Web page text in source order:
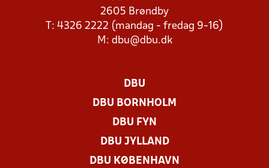
2605 Brøndby
T: 4326 2222 (mandag - fredag 9-16)
M: dbu@dbu.dk
DBU
DBU BORNHOLM
DBU FYN
DBU JYLLAND
DBU KØBENHAVN